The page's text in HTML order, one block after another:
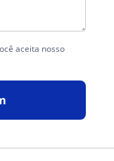
aceita nosso